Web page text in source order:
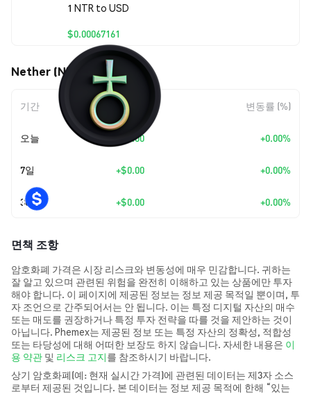
1 NTR to USD
$0.00067161
Nether (NTR) 가격 움직임
기간 변동 폭 변동률 (%)
오늘 $0.00 +0.00%
7일 +$0.00 +0.00%
30일 +$0.00 +0.00%
면책 조항
암호화폐 가격은 시장 리스크와 변동성에 매우 민감합니다. 귀하는
잘 알고 있으며 관련된 위험을 완전히 이해하고 있는 상품에만 투자
해야 합니다. 이 페이지에 제공된 정보는 정보 제공 목적일 뿐이며, 투
자 조언으로 간주되어서는 안 됩니다. 이는 특정 디지털 자산의 매수
또는 매도를 권장하거나 특정 투자 전략을 따를 것을 제안하는 것이
아닙니다. Phemex는 제공된 정보 또는 특정 자산의 정확성, 적합성
또는 타당성에 대해 어떠한 보장도 하지 않습니다. 자세한 내용은 이
용 약관 및 리스크 고지를 참조하시기 바랍니다.
상기 암호화폐(예: 현재 실시간 가격)에 관련된 데이터는 제3자 소스
로부터 제공된 것입니다. 본 데이터는 정보 제공 목적에 한해 “있는